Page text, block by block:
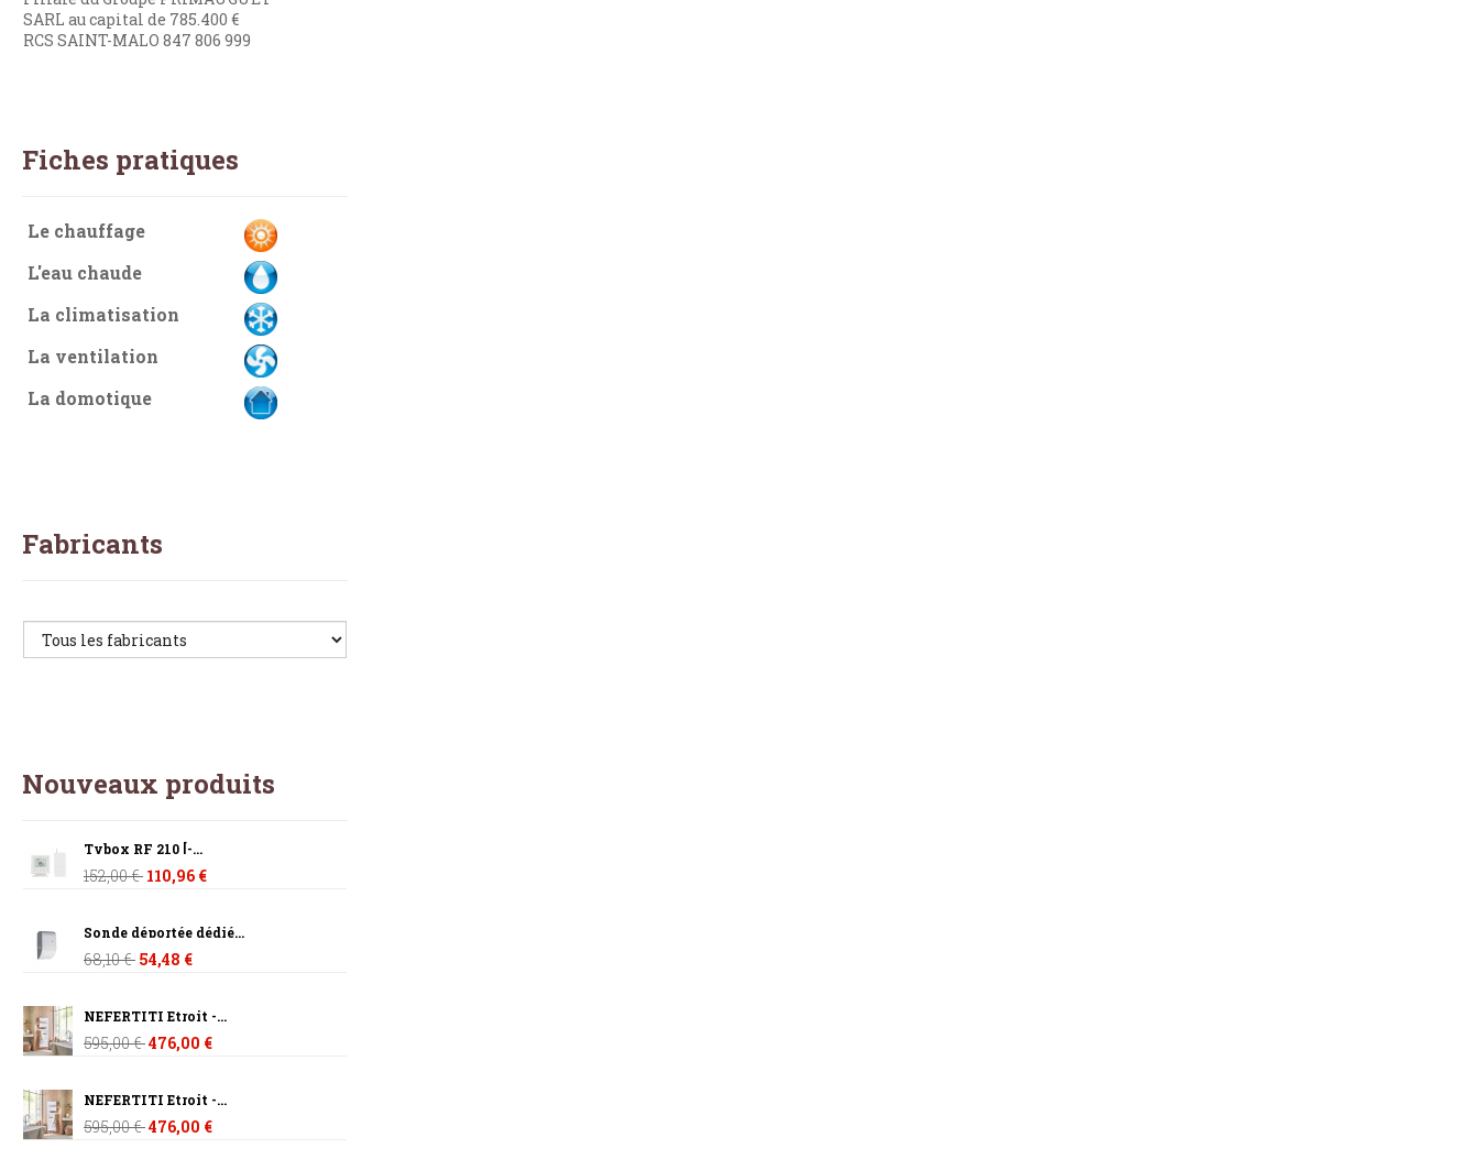
SARL au capital de 785.400 €
RCS SAINT-MALO 847 806 999
Fiches pratiques
Le chauffage
L'eau chaude
La climatisation
La ventilation
La domotique
Fabricants
Nouveaux produits
Tybox RF 210 [-...
152,00 € 110,96 €
Sonde déportée dédié...
68,10 € 54,48 €
NEFERTITI Etroit -...
595,00 €476,00 €
NEFERTITI Etroit -...
595,00 €476,00 €